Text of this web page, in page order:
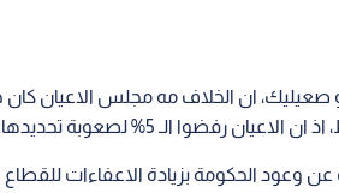
رفضوا الـ 5% لصعوبة تحديدها.
وعود الحكومة بزيادة الاعفاءات